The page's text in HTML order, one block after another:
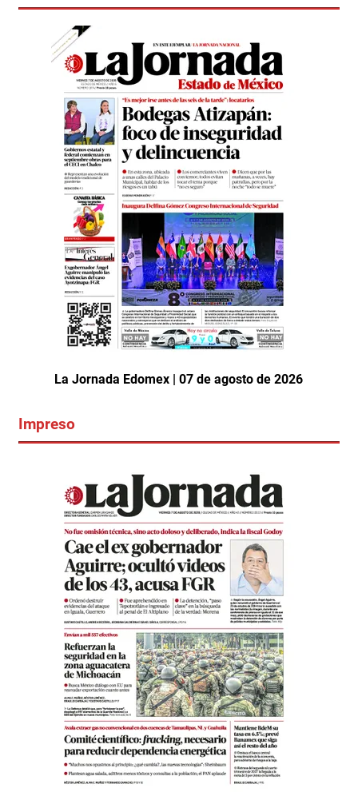
La Jornada Edomex | 07 de agosto de 2026
Impreso